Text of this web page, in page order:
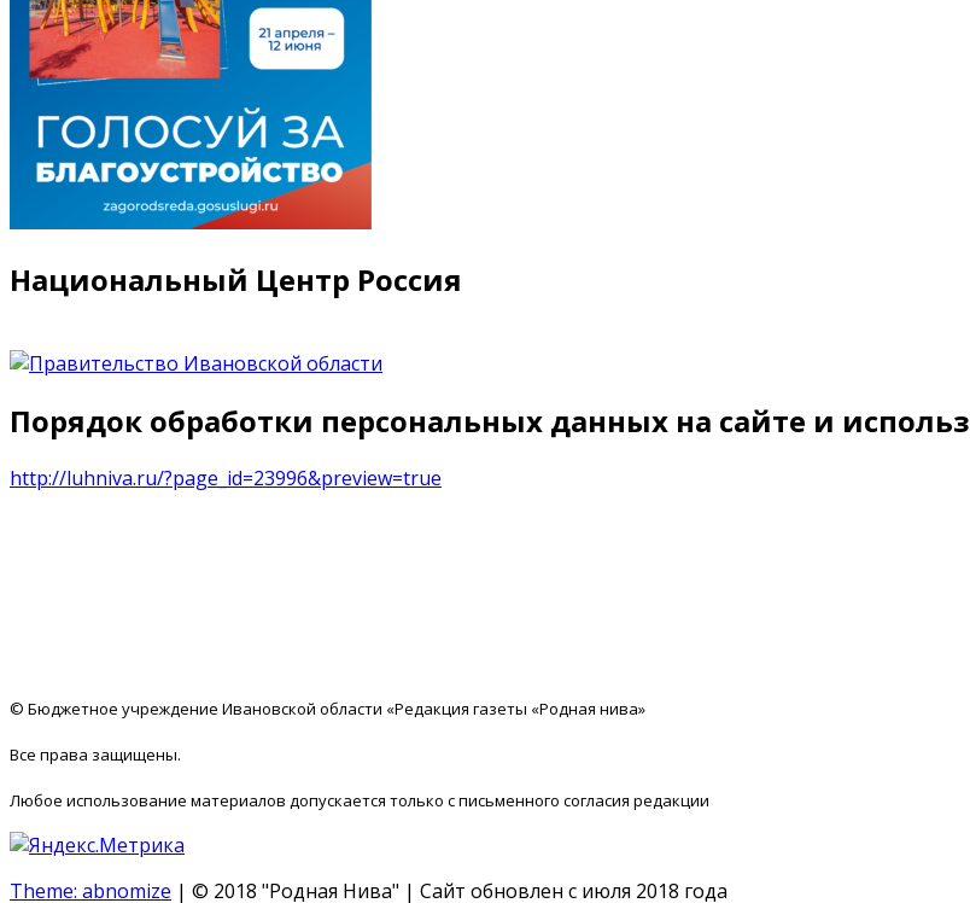
Национальный Центр Россия
Порядок обработки персональных данных на сайте и
http://luhniva.ru/?page_id=23996&preview=true
© Бюджетное учреждение Ивановской области «Редакция газеты «Родная нива»
Все права защищены.
Любое использование материалов допускается только с письменного согласия редакции
Theme: abnomize | © 2018 "Родная Нива" | Сайт обновлен с июля 2018 года